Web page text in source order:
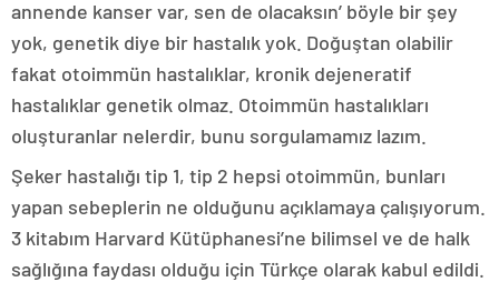
annende kanser var, sen de olacaksın’ böyle bir şey
yok, genetik diye bir hastalık yok. Doğuştan olabilir
fakat otoimmün hastalıklar, kronik dejeneratif
hastalıklar genetik olmaz. Otoimmün hastalıkları
oluşturanlar nelerdir, bunu sorgulamamız lazım.
Şeker hastalığı tip 1, tip 2 hepsi otoimmün, bunları
yapan sebeplerin ne olduğunu açıklamaya çalışıyorum.
3 kitabım Harvard Kütüphanesi’ne bilimsel ve de halk
sağlığına faydası olduğu için Türkçe olarak kabul edildi.